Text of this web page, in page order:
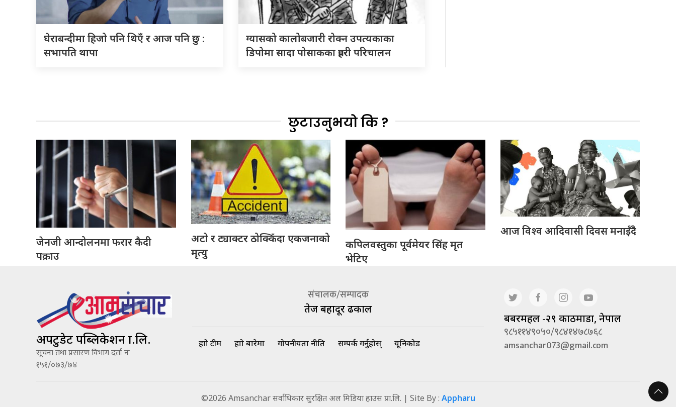
घेराबन्दीमा हिजो पनि थिएँ र आज पनि छु :
सभापति थापा
ग्यासको कालोबजारी रोक्न उपत्यकाका
डिपोमा सादा पोसाकका प्रहरी परिचालन
छुटाउनुभयो कि ?
जेनजी आन्दोलनमा फरार कैदी
पक्राउ
अटो र ट्याक्टर ठोक्किँदा एकजनाको
मृत्यु
कपिलवस्तुका पूर्वमेयर सिंह मृत
भेटिए
आज विश्व आदिवासी दिवस मनाइँदै
अपटुडेट पब्लिकेशन प्रा.लि.
सूचना तथा प्रसारण विभाग दर्ता नंः
१५१/०७३/७४
संचालक/सम्पादक
तेज बहादूर ढकाल
हाम्रो टीम हाम्रो बारेमा गोपनीयता नीति सम्पर्क गर्नुहोस् यूनिकोड
बबरमहल -२९ काठमाडौं, नेपाल
९८५११४९०५०/९८४१४७८७६८
amsanchar073@gmail.com
©2026 Amsanchar सर्वाधिकार सुरक्षित अल मिडिया हाउस प्रा.लि. | Site By : Appharu